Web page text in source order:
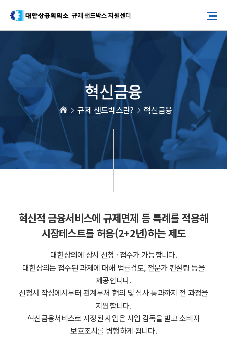
혁신금융
규제 샌드박스란? 혁신금융
혁신적 금융서비스에 규제면제 등 특례를 적용해
시장테스트를 허용(2+2년)하는 제도
대한상의에 상시 신청 · 접수가 가능합니다.
대한상의는 접수된 과제에 대해 법률검토, 전문가 컨설팅 등을
제공합니다.
신청서 작성에서부터 관계부처 협의 및 심사 통과까지 전 과정을
지원합니다.
혁신금융서비스로 지정된 사업은 사업 감독을 받고 소비자
보호조치를 병행하게 됩니다.